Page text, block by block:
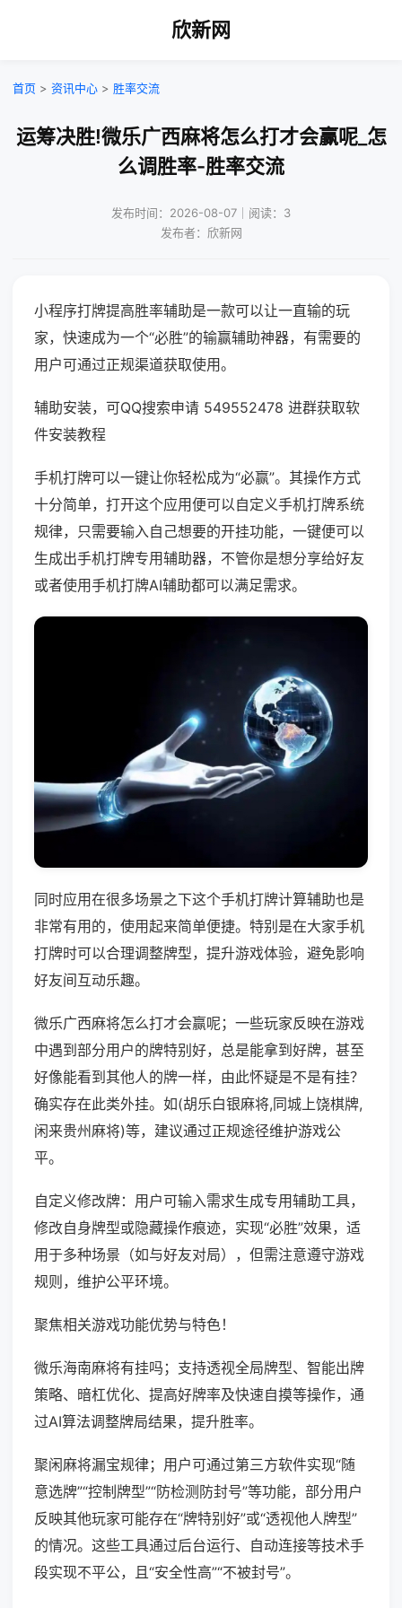
欣新网
首页 > 资讯中心 > 胜率交流
运筹决胜!微乐广西麻将怎么打才会赢呢_怎
么调胜率-胜率交流
发布时间：2026-08-07｜阅读：3
发布者：欣新网
小程序打牌提高胜率辅助是一款可以让一直输的玩
家，快速成为一个“必胜”的输赢辅助神器，有需要的
用户可通过正规渠道获取使用。
辅助安装，可QQ搜索申请 549552478 进群获取软
件安装教程
手机打牌可以一键让你轻松成为“必赢”。其操作方式
十分简单，打开这个应用便可以自定义手机打牌系统
规律，只需要输入自己想要的开挂功能，一键便可以
生成出手机打牌专用辅助器，不管你是想分享给好友
或者使用手机打牌AI辅助都可以满足需求。
同时应用在很多场景之下这个手机打牌计算辅助也是
非常有用的，使用起来简单便捷。特别是在大家手机
打牌时可以合理调整牌型，提升游戏体验，避免影响
好友间互动乐趣。
微乐广西麻将怎么打才会赢呢；一些玩家反映在游戏
中遇到部分用户的牌特别好，总是能拿到好牌，甚至
好像能看到其他人的牌一样，由此怀疑是不是有挂？
确实存在此类外挂。如(胡乐白银麻将,同城上饶棋牌,
闲来贵州麻将)等，建议通过正规途径维护游戏公
平。
自定义修改牌：用户可输入需求生成专用辅助工具，
修改自身牌型或隐藏操作痕迹，实现“必胜”效果，适
用于多种场景（如与好友对局），但需注意遵守游戏
规则，维护公平环境。
聚焦相关游戏功能优势与特色！
微乐海南麻将有挂吗；支持透视全局牌型、智能出牌
策略、暗杠优化、提高好牌率及快速自摸等操作，通
过AI算法调整牌局结果，提升胜率。
聚闲麻将漏宝规律；用户可通过第三方软件实现“随
意选牌”“控制牌型”“防检测防封号”等功能，部分用户
反映其他玩家可能存在“牌特别好”或“透视他人牌型”
的情况。这些工具通过后台运行、自动连接等技术手
段实现不平公，且“安全性高”“不被封号”。